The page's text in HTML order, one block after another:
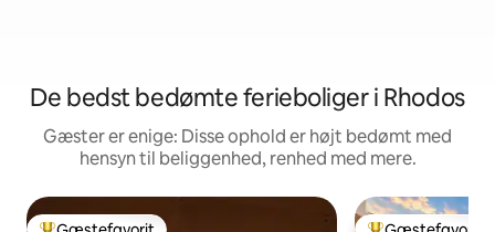
De bedst bedømte ferieboliger i Rhodos
Gæster er enige: Disse ophold er højt bedømt med
hensyn til beliggenhed, renhed med mere.